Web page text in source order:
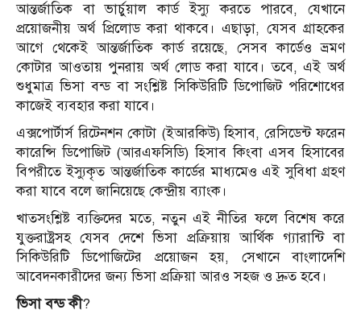
আন্তর্জাতিক বা ভার্চুয়াল কার্ড ইস্যু করতে পারবে, যেখানে
প্রয়োজনীয় অর্থ প্রিলোড করা থাকবে। এছাড়া, যেসব গ্রাহকের
আগে থেকেই আন্তর্জাতিক কার্ড রয়েছে, সেসব কার্ডেও ভ্রমণ
কোটার আওতায় পুনরায় অর্থ লোড করা যাবে। তবে, এই অর্থ
শুধুমাত্র ভিসা বন্ড বা সংশ্লিষ্ট সিকিউরিটি ডিপোজিট পরিশোধের
কাজেই ব্যবহার করা যাবে।
এক্সপোর্টার্স রিটেনশন কোটা (ইআরকিউ) হিসাব, রেসিডেন্ট ফরেন
কারেন্সি ডিপোজিট (আরএফসিডি) হিসাব কিংবা এসব হিসাবের
বিপরীতে ইস্যুকৃত আন্তর্জাতিক কার্ডের মাধ্যমেও এই সুবিধা গ্রহণ
করা যাবে বলে জানিয়েছে কেন্দ্রীয় ব্যাংক।
খাতসংশ্লিষ্ট ব্যক্তিদের মতে, নতুন এই নীতির ফলে বিশেষ করে
যুক্তরাষ্ট্রসহ যেসব দেশে ভিসা প্রক্রিয়ায় আর্থিক গ্যারান্টি বা
সিকিউরিটি ডিপোজিটের প্রয়োজন হয়, সেখানে বাংলাদেশি
আবেদনকারীদের জন্য ভিসা প্রক্রিয়া আরও সহজ ও দ্রুত হবে।
ভিসা বন্ড কী?